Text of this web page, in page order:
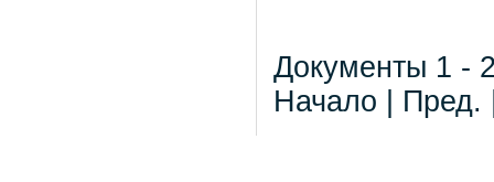
Документы 1 -
Начало |